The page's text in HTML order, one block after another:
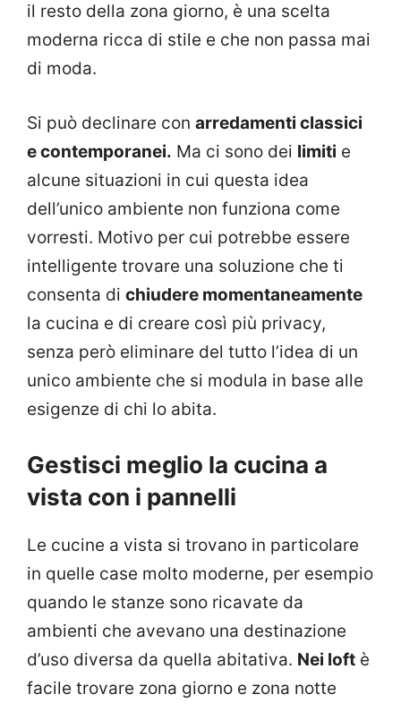
il resto della zona giorno, è una scelta
moderna ricca di stile e che non passa mai
di moda.
Si può declinare con arredamenti classici
e contemporanei. Ma ci sono dei limiti e
alcune situazioni in cui questa idea
dell’unico ambiente non funziona come
vorresti. Motivo per cui potrebbe essere
intelligente trovare una soluzione che ti
consenta di chiudere momentaneamente
la cucina e di creare così più privacy,
senza però eliminare del tutto l’idea di un
unico ambiente che si modula in base alle
esigenze di chi lo abita.
Gestisci meglio la cucina a
vista con i pannelli
Le cucine a vista si trovano in particolare
in quelle case molto moderne, per esempio
quando le stanze sono ricavate da
ambienti che avevano una destinazione
d’uso diversa da quella abitativa. Nei loft è
facile trovare zona giorno e zona notte